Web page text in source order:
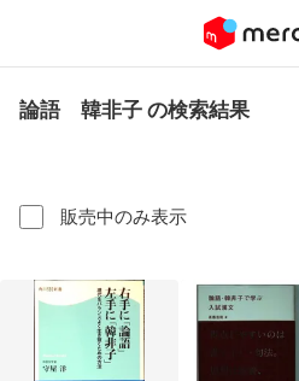
論語 韓非子 の検索結果
販売中のみ表示